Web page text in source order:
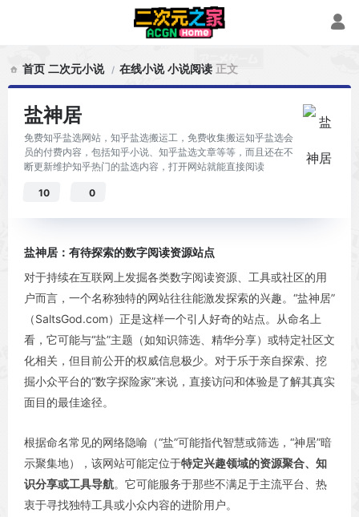
首页 二次元小说 在线小说 小说阅读 正文
盐神居
免费知乎盐选网站，知乎盐选搬运工，免费收集搬运知乎盐选会
员的付费内容，包括知乎小说、知乎盐选文章等等，而且还在不
断更新维护知乎热门的盐选内容，打开网站就能直接阅读
10 0
盐神居：有待探索的数字阅读资源站点
对于持续在互联网上发掘各类数字阅读资源、工具或社区的用
户而言，一个名称独特的网站往往能激发探索的兴趣。“盐神居”
（SaltsGod.com）正是这样一个引人好奇的站点。从命名上
看，它可能与“盐”主题（如知识筛选、精华分享）或特定社区文
化相关，但目前公开的权威信息极少。对于乐于亲自探索、挖
掘小众平台的“数字探险家”来说，直接访问和体验是了解其真实
面目的最佳途径。
根据命名常见的网络隐喻（“盐”可能指代智慧或筛选，“神居”暗
示聚集地），该网站可能定位于特定兴趣领域的资源聚合、知
识分享或工具导航。它可能服务于那些不满足于主流平台、热
衷于寻找独特工具或小众内容的进阶用户。